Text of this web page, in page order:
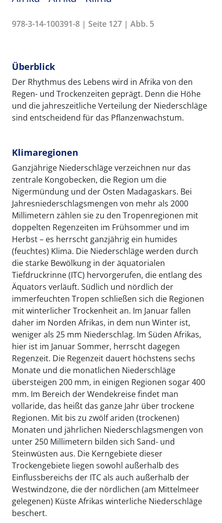
978-3-14-100391-8 | Seite 127 | Abb. 5
Überblick
Der Rhythmus des Lebens wird in Afrika von den
Regen- und Trockenzeiten geprägt. Denn die Höhe
und die jahreszeitliche Verteilung der Niederschläge
sind entscheidend für das Pflanzenwachstum.
Klimaregionen
Ganzjährige Niederschläge verzeichnen nur das
zentrale Kongobecken, die Region um die
Nigermündung und der Osten Madagaskars. Bei
Jahresniederschlagsmengen von mehr als 2000
Millimetern zählen sie zu den Tropenregionen mit
doppelten Regenzeiten im Frühsommer und im
Herbst – es herrscht ganzjährig ein humides
(feuchtes) Klima. Die Niederschläge werden durch
die starke Bewölkung in der äquatorialen
Tiefdruckrinne (ITC) hervorgerufen, die entlang des
Äquators verläuft. Südlich und nördlich der
immerfeuchten Tropen schließen sich die Regionen
mit winterlicher Trockenheit an. Im Januar fallen
daher im Norden Afrikas, in dem nun Winter ist,
weniger als 25 mm Niederschlag. Im Süden Afrikas,
hier ist im Januar Sommer, herrscht dagegen
Regenzeit. Die Regenzeit dauert höchstens sechs
Monate und die monatlichen Niederschläge
übersteigen 200 mm, in einigen Regionen sogar 400
mm. Im Bereich der Wendekreise findet man
vollaride, das heißt das ganze Jahr über trockene
Regionen. Mit bis zu zwölf ariden (trockenen)
Monaten und jährlichen Niederschlagsmengen von
unter 250 Millimetern bilden sich Sand- und
Steinwüsten aus. Die Kerngebiete dieser
Trockengebiete liegen sowohl außerhalb des
Einflussbereichs der ITC als auch außerhalb der
Westwindzone, die der nördlichen (am Mittelmeer
gelegenen) Küste Afrikas winterliche Niederschläge
beschert.